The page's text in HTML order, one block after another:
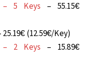
– 5 Keys – 55.15€
25.19€ (12.59€/Key)
– 2 Keys – 15.89€